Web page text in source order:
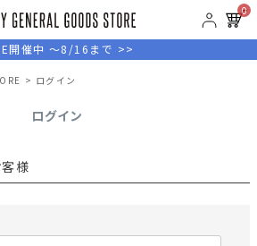
0
開催中 ～8/16まで >>
ログイン
ログイン
様